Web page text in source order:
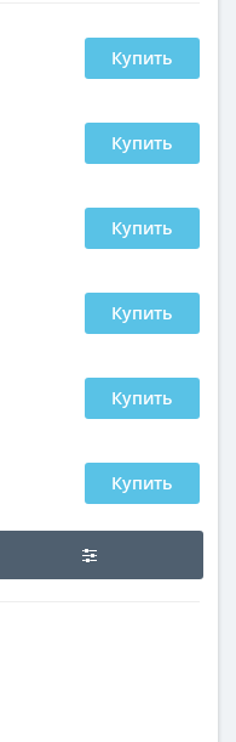
Купить
Купить
Купить
Купить
Купить
Купить